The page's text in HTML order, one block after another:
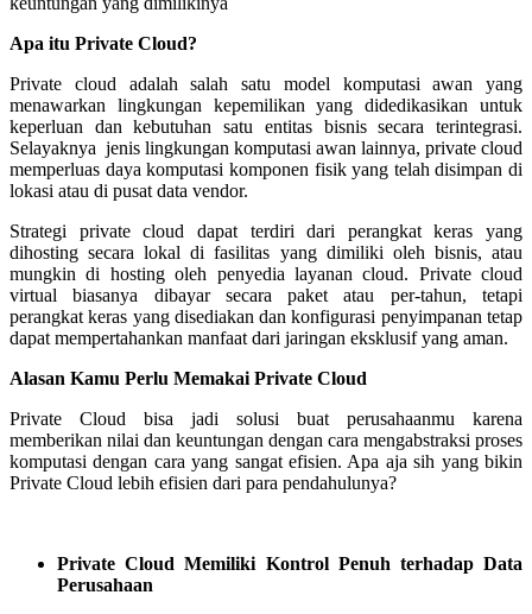
Apa itu Private Cloud?
Private cloud adalah salah satu model komputasi awan yang
menawarkan lingkungan kepemilikan yang didedikasikan untuk
keperluan dan kebutuhan satu entitas bisnis secara terintegrasi.
Selayaknya jenis lingkungan komputasi awan lainnya, private cloud
memperluas daya komputasi komponen fisik yang telah disimpan di
lokasi atau di pusat data vendor.
Strategi private cloud dapat terdiri dari perangkat keras yang
dihosting secara lokal di fasilitas yang dimiliki oleh bisnis, atau
mungkin di hosting oleh penyedia layanan cloud. Private cloud
virtual biasanya dibayar secara paket atau per-tahun, tetapi
perangkat keras yang disediakan dan konfigurasi penyimpanan tetap
dapat mempertahankan manfaat dari jaringan eksklusif yang aman.
Alasan Kamu Perlu Memakai Private Cloud
Private Cloud bisa jadi solusi buat perusahaanmu karena
memberikan nilai dan keuntungan dengan cara mengabstraksi proses
komputasi dengan cara yang sangat efisien. Apa aja sih yang bikin
Private Cloud lebih efisien dari para pendahulunya?
Private Cloud Memiliki Kontrol Penuh terhadap Data
Perusahaan